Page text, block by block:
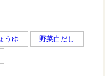
うゆ 野菜白だし